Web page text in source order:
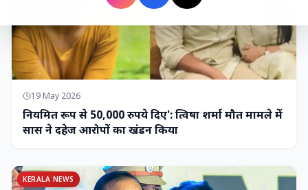
19 May 2026
नियमित रूप से 50,000 रुपये दिए': त्विषा शर्मा मौत मामले में
सास ने दहेज आरोपों का खंडन किया
KERALA NEWS